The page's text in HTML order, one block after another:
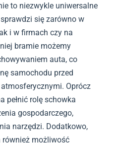
to niezwykle uniwersalne
się zarówno w
i w firmach czy na
bramie możemy
auta, co
samochodu przed
Oprócz
pełnić rolę schowka
gospodarczego,
narzędzi. Dodatkowo,
również możliwość